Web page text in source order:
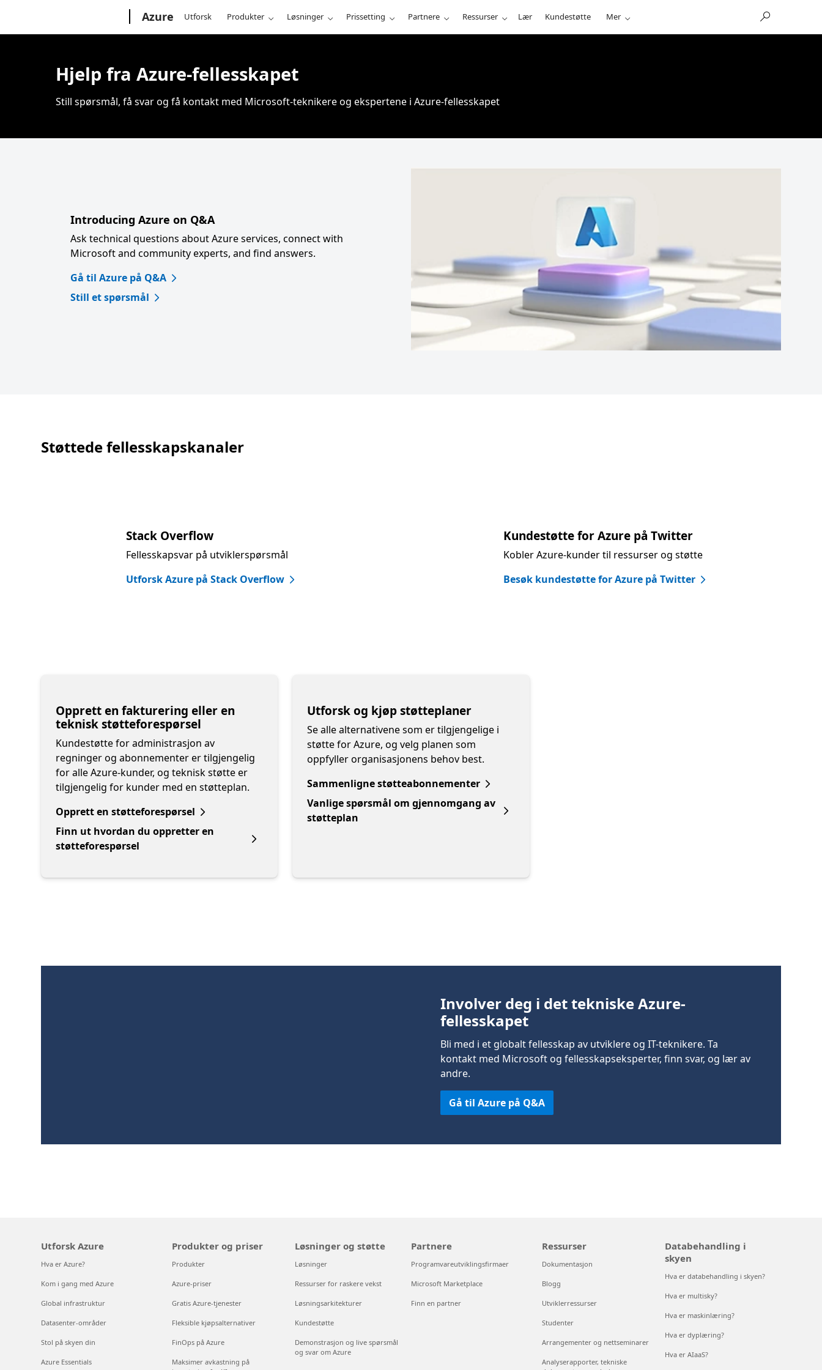
Azure Utforsk Produkter Løsninger Prissetting Partnere Ressurser Lær Kundestøtte Mer
Hjelp fra Azure-fellesskapet
Still spørsmål, få svar og få kontakt med Microsoft-teknikere og ekspertene i Azure-fellesskapet
Introducing Azure on Q&A
Ask technical questions about Azure services, connect with
Microsoft and community experts, and find answers.
Gå til Azure på Q&A
Still et spørsmål
Støttede fellesskapskanaler
Stack Overflow
Fellesskapsvar på utviklerspørsmål
Utforsk Azure på Stack Overflow
Kundestøtte for Azure på Twitter
Kobler Azure-kunder til ressurser og støtte
Besøk kundestøtte for Azure på Twitter
Opprett en fakturering eller en
teknisk støtteforespørsel
Kundestøtte for administrasjon av
regninger og abonnementer er tilgjengelig
for alle Azure-kunder, og teknisk støtte er
tilgjengelig for kunder med en støtteplan.
Opprett en støtteforespørsel
Finn ut hvordan du oppretter en
støtteforespørsel
Utforsk og kjøp støtteplaner
Se alle alternativene som er tilgjengelige i
støtte for Azure, og velg planen som
oppfyller organisasjonens behov best.
Sammenligne støtteabonnementer
Vanlige spørsmål om gjennomgang av
støtteplan
Involver deg i det tekniske Azure-
fellesskapet
Bli med i et globalt fellesskap av utviklere og IT-teknikere. Ta
kontakt med Microsoft og fellesskapseksperter, finn svar, og lær av
andre.
Gå til Azure på Q&A
Utforsk Azure
Hva er Azure?
Kom i gang med Azure
Global infrastruktur
Datasenter-områder
Stol på skyen din
Azure Essentials
Produkter og priser
Produkter
Azure-priser
Gratis Azure-tjenester
Fleksible kjøpsalternativer
FinOps på Azure
Maksimer avkastning på
Løsninger og støtte
Løsninger
Ressurser for raskere vekst
Løsningsarkitekturer
Kundestøtte
Demonstrasjon og live spørsmål
og svar om Azure
Partnere
Programvareutviklingsfirmaer
Microsoft Marketplace
Finn en partner
Ressurser
Dokumentasjon
Blogg
Utviklerressurser
Studenter
Arrangementer og nettseminarer
Analyserapporter, tekniske
Databehandling i
skyen
Hva er databehandling i skyen?
Hva er multisky?
Hva er maskinlæring?
Hva er dyplæring?
Hva er AIaaS?